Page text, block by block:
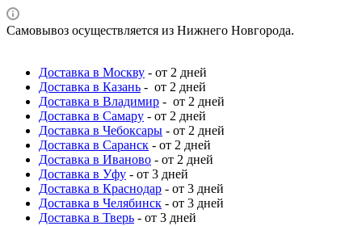
Самовывоз осуществляется из Нижнего Новгорода.
Доставка в Москву - от 2 дней
Доставка в Казань - от 2 дней
Доставка в Владимир - от 2 дней
Доставка в Самару - от 2 дней
Доставка в Чебоксары - от 2 дней
Доставка в Саранск - от 2 дней
Доставка в Иваново - от 2 дней
Доставка в Уфу - от 3 дней
Доставка в Краснодар - от 3 дней
Доставка в Челябинск - от 3 дней
Доставка в Тверь - от 3 дней